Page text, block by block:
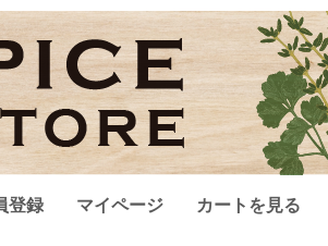
登録 マイページ カートを見る